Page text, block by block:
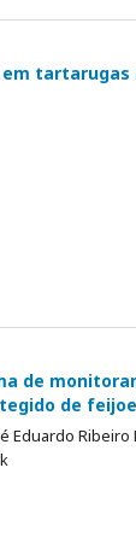
de
de
Eduardo